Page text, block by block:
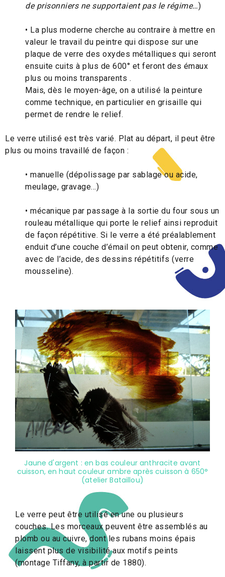
de prisonniers ne supportaient pas le régime…)
• La plus moderne cherche au contraire à mettre en
valeur le travail du peintre qui dispose sur une
plaque de verre des oxydes métalliques qui seront
ensuite cuits à plus de 600° et feront des émaux
plus ou moins transparents .
Mais, dès le moyen-âge, on a utilisé la peinture
comme technique, en particulier en grisaille qui
permet de rendre le relief.
Le verre utilisé est très varié. Plat au départ, il peut être
plus ou moins travaillé de façon :
• manuelle (dépolissage par sablage ou acide,
meulage, gravage…)
• mécanique par passage à la sortie du four sous un
rouleau métallique qui porte le relief ainsi reproduit
de façon répétitive. Si le verre a été préalablement
enduit d’une couche d’émail on peut obtenir, comme
avec de l’acide, des dessins répétitifs (verre
mousseline).
Jaune d'argent : en bas couleur anthracite avant
cuisson, en haut couleur ambre après cuisson à 650°
(atelier Bataillou)
Le verre peut être utilisé en une ou plusieurs
couches. Les morceaux peuvent être assemblés au
plomb ou au cuivre, dont les rubans moins épais
laissent plus de visibilité aux motifs peints
(montage Tiffany, à partir de 1880).